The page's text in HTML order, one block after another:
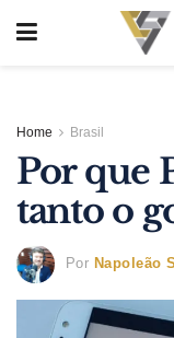
Home Brasil
Por que
tanto o
Por Napoleão